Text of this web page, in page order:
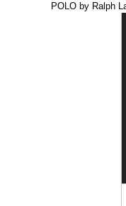
POLO by Ralph